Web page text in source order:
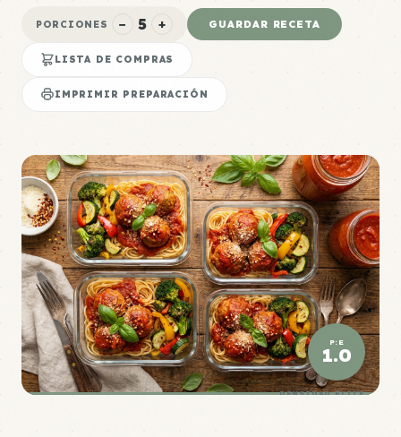
PORCIONES − 5 + GUARDAR RECETA
LISTA DE COMPRAS
IMPRIMIR PREPARACIÓN
P:E
1.0
DENSIDAD ÉLITE